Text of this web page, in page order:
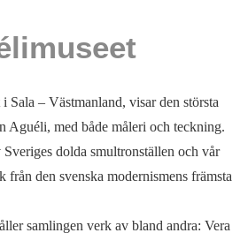
Sala – Västmanland, visar den största
Aguéli, med både måleri och teckning.
dolda smultronställen och vår
från den svenska modernismens främsta
samlingen verk av bland andra: Vera